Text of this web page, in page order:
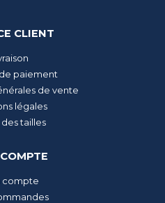
CLIENT
paiement
de vente
légales
tailles
compte